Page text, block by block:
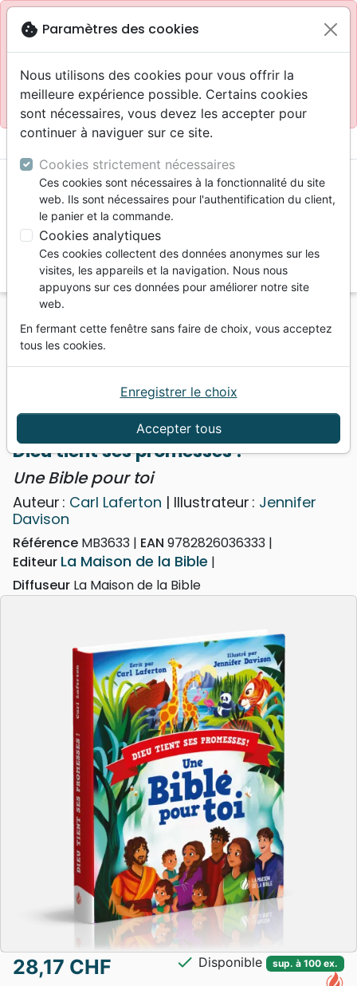
blockSite réservé aux professionnels
Accès pour les professionnels : Se connecter
Site pour le grand public : La Maison de la Bible
menu
Vous ne pouvez pas créer de nouvelle commande
depuis votre pays (United States).
Jeunesse
Dieu tient ses promesses ! - Une Bible pour toi
Dieu tient ses promesses !
Une Bible pour toi
Auteur : Carl Laferton | Illustrateur : Jennifer
Davison
Référence MB3633 EAN 9782826036333
Editeur La Maison de la Bible
Diffuseur La Maison de la Bible
28,17 CHF check Disponible sup. à 100 ex.
cookie Paramètres des cookies
Nous utilisons des cookies pour vous offrir la
meilleure expérience possible. Certains cookies
sont nécessaires, vous devez les accepter pour
continuer à naviguer sur ce site.
Cookies strictement nécessaires
Ces cookies sont nécessaires à la fonctionnalité du site
web. Ils sont nécessaires pour l'authentification du client,
le panier et la commande.
Cookies analytiques
Ces cookies collectent des données anonymes sur les
visites, les appareils et la navigation. Nous nous
appuyons sur ces données pour améliorer notre site
web.
En fermant cette fenêtre sans faire de choix, vous acceptez
tous les cookies.
Accepter tous
Enregistrer le choix